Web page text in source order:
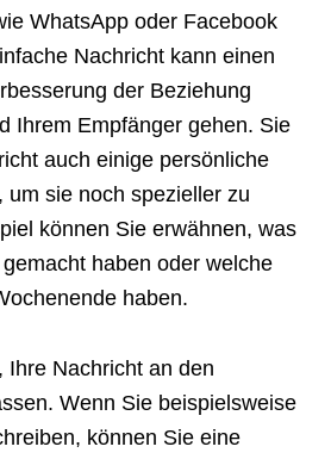
WhatsApp oder Facebook
Nachricht kann einen
der Beziehung
Ihrem Empfänger gehen. Sie
auch einige persönliche
um sie noch spezieller zu
können Sie erwähnen, was
haben oder welche
haben.
Ihre Nachricht an den
Wenn Sie beispielsweise
können Sie eine